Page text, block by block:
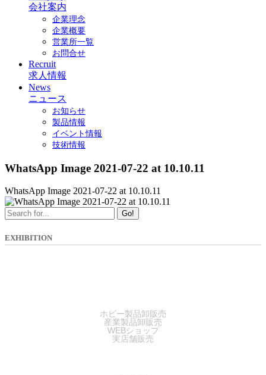
会社案内
企業理念
企業概要
営業所一覧
お問合せ
Recruit
求人情報
News
ニュース
お知らせ
製品情報
イベント情報
技術情報
WhatsApp Image 2021-07-22 at 10.10.11
WhatsApp Image 2021-07-22 at 10.10.11
Go!
EXHIBITION
ホビー製品卸販売
産業製品卸販売
WEBショップ
実店舗販売